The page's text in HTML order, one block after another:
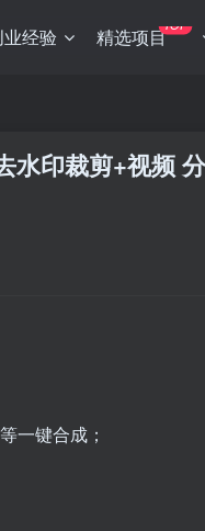
经验 精选项目TOP
水印裁剪+视频
一键合成；